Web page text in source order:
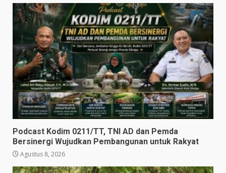
Podcast Kodim 0211/TT, TNI AD dan Pemda
Bersinergi Wujudkan Pembangunan untuk Rakyat
Agustus 8, 2026